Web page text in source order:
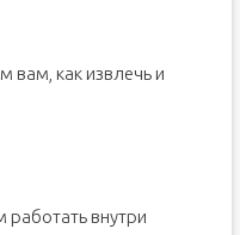
вам, как извлечь и
внутри